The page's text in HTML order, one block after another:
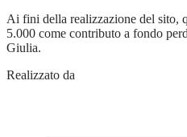
Ai fini della realizzazione del sito,
5.000 come contributo a fondo
Giulia.
Realizzato da